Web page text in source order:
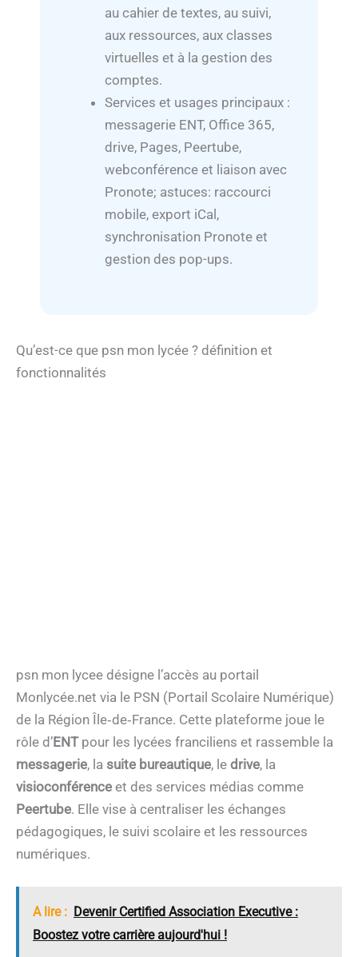
au cahier de textes, au suivi,
aux ressources, aux classes
virtuelles et à la gestion des
comptes.
Services et usages principaux :
messagerie ENT, Office 365,
drive, Pages, Peertube,
webconférence et liaison avec
Pronote; astuces: raccourci
mobile, export iCal,
synchronisation Pronote et
gestion des pop-ups.
Qu’est-ce que psn mon lycée ? définition et
fonctionnalités
psn mon lycee désigne l’accès au portail
Monlycée.net via le PSN (Portail Scolaire Numérique)
de la Région Île‑de‑France. Cette plateforme joue le
rôle d’ENTpour les lycées franciliens et rassemble la
messagerie, la suite bureautique, le drive, la
visioconférence et des services médias comme
Peertube. Elle vise à centraliser les échanges
pédagogiques, le suivi scolaire et les ressources
numériques.
A lire : Devenir Certified Association Executive :
Boostez votre carrière aujourd'hui !